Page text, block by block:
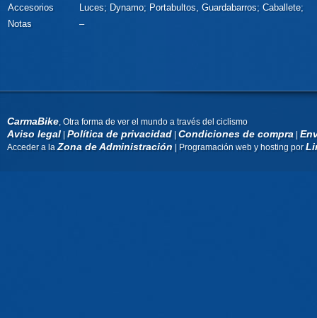
Accesorios
Luces; Dynamo; Portabultos, Guardabarros; Caballete;
Notas
–
CarmaBike, Otra forma de ver el mundo a través del ciclismo
Aviso legal|Política de privacidad|Condiciones de compra|
Acceder a laZona de Administración| Programación web y hosting por